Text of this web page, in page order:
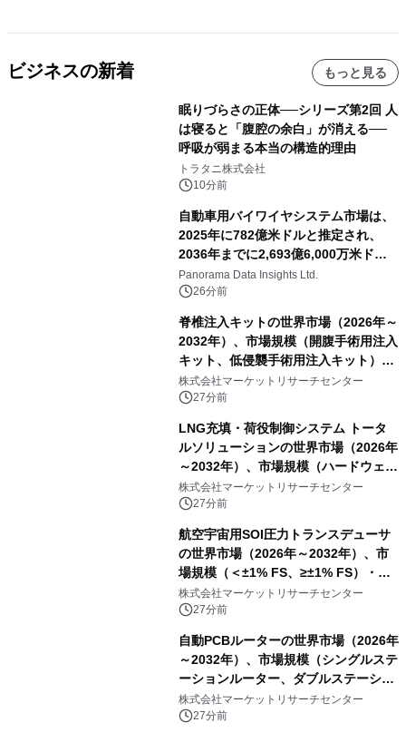
ビジネスの新着 もっと見る
眠りづらさの正体──シリーズ第2回 人
は寝ると「腹腔の余白」が消える──
呼吸が弱まる本当の構造的理由
トラタニ株式会社
10分前
自動車用バイワイヤシステム市場は、
2025年に782億米ドルと推定され、
2036年までに2,693億6,000万米ドル
に達すると予測されており、予測期間
（2026年～2036年）
Panorama Data Insights Ltd.
26分前
脊椎注入キットの世界市場（2026年～
2032年）、市場規模（開腹手術用注入
キット、低侵襲手術用注入キット）・
分析レポートを発表
株式会社マーケットリサーチセンター
27分前
LNG充填・荷役制御システム トータ
ルソリューションの世界市場（2026年
～2032年）、市場規模（ハードウェ
ア、ソフトウェア、サービス）・分析
レポートを発表
株式会社マーケットリサーチセンター
27分前
航空宇宙用SOI圧力トランスデューサ
の世界市場（2026年～2032年）、市
場規模（＜±1% FS、≥±1% FS）・分
析レポートを発表
株式会社マーケットリサーチセンター
27分前
自動PCBルーターの世界市場（2026年
～2032年）、市場規模（シングルステ
ーションルーター、ダブルステーショ
ンルーター）・分析レポートを発表
株式会社マーケットリサーチセンター
27分前